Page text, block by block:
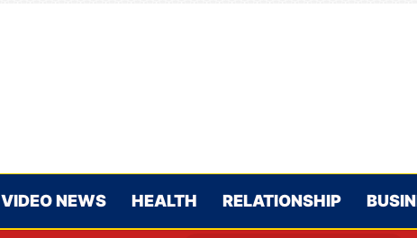
VIDEO NEWS HEALTH RELATIONSHIP